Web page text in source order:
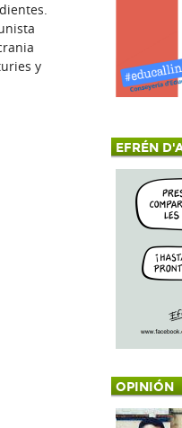
y
EFRÉN
OPINIÓN